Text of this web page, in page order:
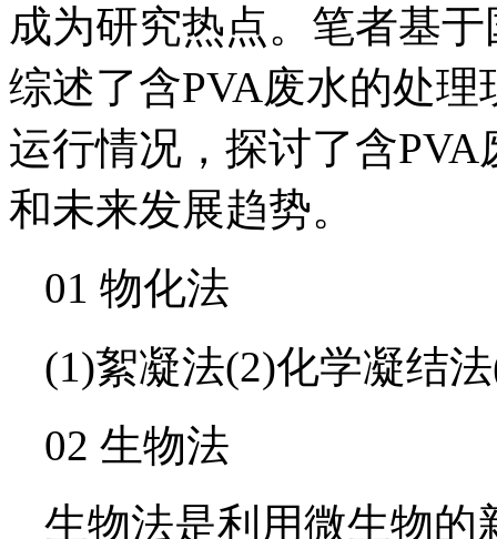
成为研究热点。笔者基
综述了含PVA废水的处
运行情况，探讨了含
和未来发展趋势。
01 物化法
(1)絮凝法(2)化学凝结
02 生物法
生物法是利用微生物的